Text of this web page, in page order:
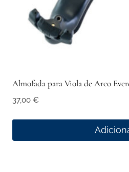
product
page
Almofada para Viola de Arco
37,00 €